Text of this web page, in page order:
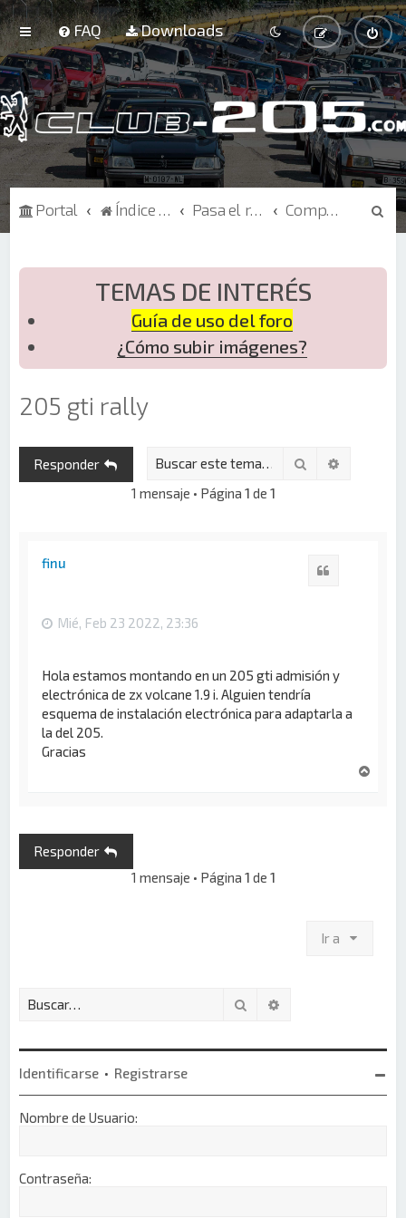
FAQ Downloads
Portal Índice de Foros Pasa el rato Competición
B
TEMAS DE INTERÉS
Guía de uso del foro
¿Cómo subir imágenes?
205 gti rally
Responder Buscar
1 mensaje • Página 1 de 1
finu
Mié, Feb 23 2022, 23:36
Hola estamos montando en un 205 gti admisión y
electrónica de zx volcane 1.9 i. Alguien tendría
esquema de instalación electrónica para adaptarla a
la del 205.
Gracias
Responder
1 mensaje • Página 1 de 1
Ir a
Buscar
Identificarse • Registrarse
Nombre de Usuario:
Contraseña: